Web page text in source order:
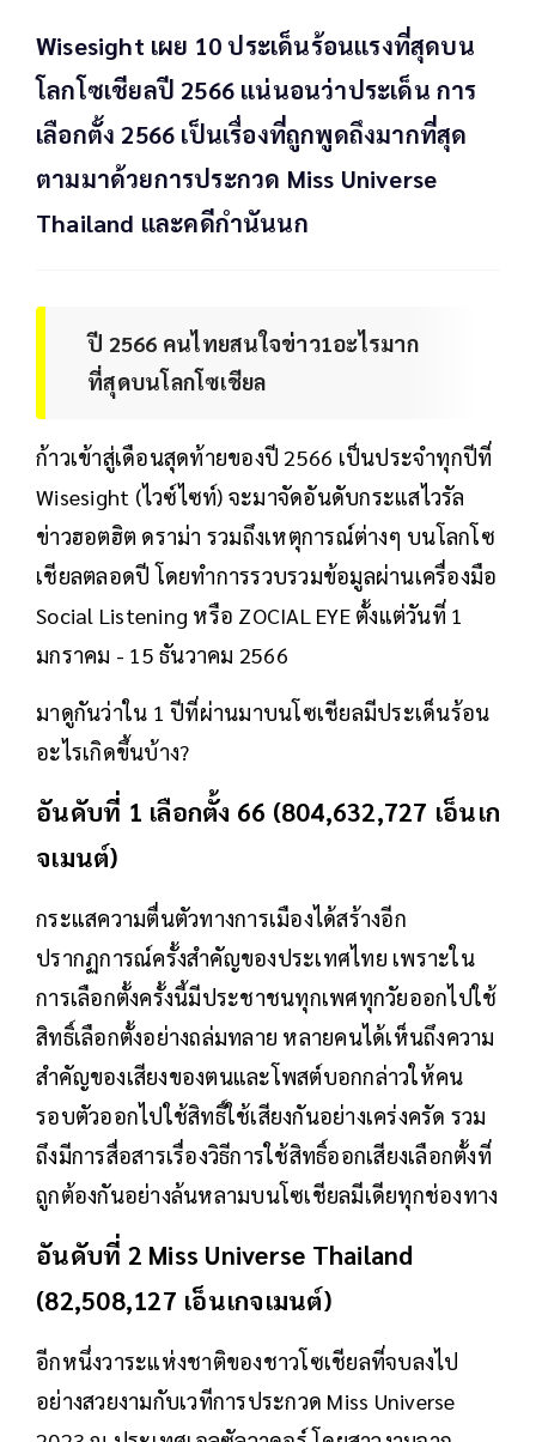
Wisesight เผย 10 ประเด็นร้อนแรงที่สุดบน
โลกโซเชียลปี 2566 แน่นอนว่าประเด็น การ
เลือกตั้ง 2566 เป็นเรื่องที่ถูกพูดถึงมากที่สุด
ตามมาด้วยการประกวด Miss Universe
Thailand และคดีกำนันนก
ปี 2566 คนไทยสนใจข่าว1อะไรมาก
ที่สุดบนโลกโซเชียล
ก้าวเข้าสู่เดือนสุดท้ายของปี 2566 เป็นประจำทุกปีที่
Wisesight (ไวซ์ไซท์) จะมาจัดอันดับกระแสไวรัล
ข่าวฮอตฮิต ดราม่า รวมถึงเหตุการณ์ต่างๆ บนโลกโซ
เชียลตลอดปี โดยทำการรวบรวมข้อมูลผ่านเครื่องมือ
Social Listening หรือ ZOCIAL EYE ตั้งแต่วันที่ 1
มกราคม - 15 ธันวาคม 2566
มาดูกันว่าใน 1 ปีที่ผ่านมาบนโซเชียลมีประเด็นร้อน
อะไรเกิดขึ้นบ้าง?
อันดับที่ 1 เลือกตั้ง 66 (804,632,727 เอ็นเก
จเมนต์)
กระแสความตื่นตัวทางการเมืองได้สร้างอีก
ปรากฏการณ์ครั้งสำคัญของประเทศไทย เพราะใน
การเลือกตั้งครั้งนี้มีประชาชนทุกเพศทุกวัยออกไปใช้
สิทธิ์เลือกตั้งอย่างถล่มทลาย หลายคนได้เห็นถึงความ
สำคัญของเสียงของตนและโพสต์บอกกล่าวให้คน
รอบตัวออกไปใช้สิทธิ์ใช้เสียงกันอย่างเคร่งครัด รวม
ถึงมีการสื่อสารเรื่องวิธีการใช้สิทธิ์ออกเสียงเลือกตั้งที่
ถูกต้องกันอย่างล้นหลามบนโซเชียลมีเดียทุกช่องทาง
อันดับที่ 2 Miss Universe Thailand
(82,508,127 เอ็นเกจเมนต์)
อีกหนึ่งวาระแห่งชาติของชาวโซเชียลที่จบลงไป
อย่างสวยงามกับเวทีการประกวด Miss Universe